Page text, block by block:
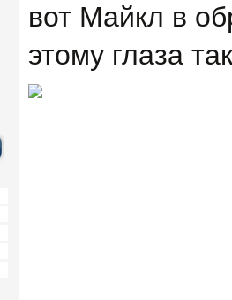
вот Майкл в
этому глаза